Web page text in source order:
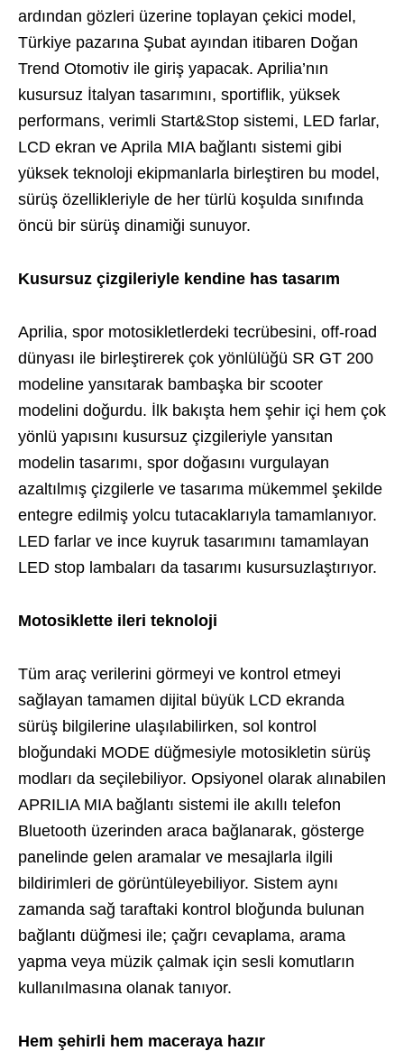
ardından gözleri üzerine toplayan çekici model,
Türkiye pazarına Şubat ayından itibaren Doğan
Trend Otomotiv ile giriş yapacak. Aprilia’nın
kusursuz İtalyan tasarımını, sportiflik, yüksek
performans, verimli Start&Stop sistemi, LED farlar,
LCD ekran ve Aprila MIA bağlantı sistemi gibi
yüksek teknoloji ekipmanlarla birleştiren bu model,
sürüş özellikleriyle de her türlü koşulda sınıfında
öncü bir sürüş dinamiği sunuyor.
Kusursuz çizgileriyle kendine has tasarım
Aprilia, spor motosikletlerdeki tecrübesini, off-road
dünyası ile birleştirerek çok yönlülüğü SR GT 200
modeline yansıtarak bambaşka bir scooter
modelini doğurdu. İlk bakışta hem şehir içi hem çok
yönlü yapısını kusursuz çizgileriyle yansıtan
modelin tasarımı, spor doğasını vurgulayan
azaltılmış çizgilerle ve tasarıma mükemmel şekilde
entegre edilmiş yolcu tutacaklarıyla tamamlanıyor.
LED farlar ve ince kuyruk tasarımını tamamlayan
LED stop lambaları da tasarımı kusursuzlaştırıyor.
Motosiklette ileri teknoloji
Tüm araç verilerini görmeyi ve kontrol etmeyi
sağlayan tamamen dijital büyük LCD ekranda
sürüş bilgilerine ulaşılabilirken, sol kontrol
bloğundaki MODE düğmesiyle motosikletin sürüş
modları da seçilebiliyor. Opsiyonel olarak alınabilen
APRILIA MIA bağlantı sistemi ile akıllı telefon
Bluetooth üzerinden araca bağlanarak, gösterge
panelinde gelen aramalar ve mesajlarla ilgili
bildirimleri de görüntüleyebiliyor. Sistem aynı
zamanda sağ taraftaki kontrol bloğunda bulunan
bağlantı düğmesi ile; çağrı cevaplama, arama
yapma veya müzik çalmak için sesli komutların
kullanılmasına olanak tanıyor.
Hem şehirli hem maceraya hazır